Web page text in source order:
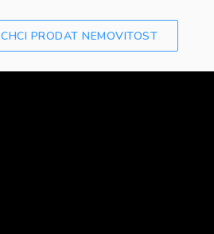
CHCI PRODAT NEMOVITOST